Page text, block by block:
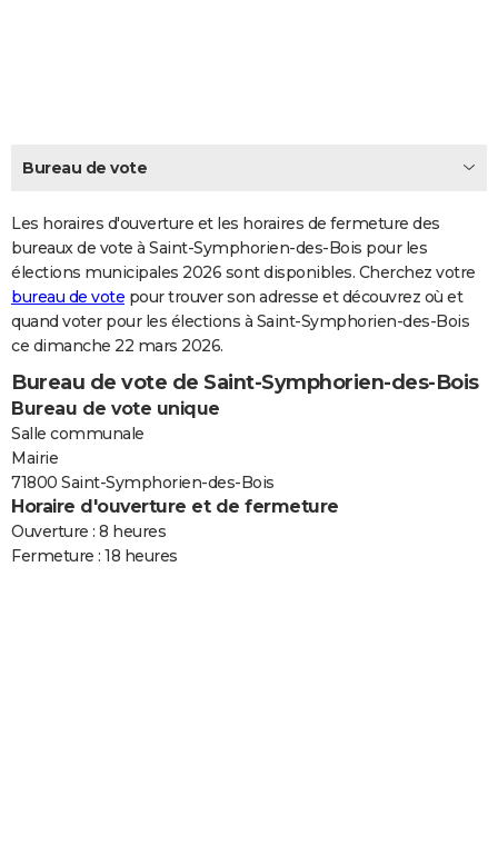
CARTE DE VOEUX
Dictionnaire
Biographies
Citations
Expressions
Proverbes
PROGRAMME TV
COPAINS D'AVANT
S'inscrire
Se connecter
Lycées
Collèges
Primaires
Universités
Entreprises
Service militaire
Avis de recherche
AVIS DE DÉCÈS
FORUM
Bricolage
Lifestyle
Culture
Sport
Auto
Television
Voyage
Cinema
Bureau de vote
Les horaires d'ouverture et les horaires de fermeture des
bureaux de vote à Saint-Symphorien-des-Bois pour les
élections municipales 2026 sont disponibles. Cherchez votre
bureau de vote pour trouver son adresse et découvrez où et
quand voter pour les élections à Saint-Symphorien-des-Bois
ce dimanche 22 mars 2026.
Bureau de vote de Saint-Symphorien-des-Bois
Bureau de vote unique
Salle communale
Mairie
71800 Saint-Symphorien-des-Bois
Horaire d'ouverture et de fermeture
Ouverture : 8 heures
Fermeture : 18 heures